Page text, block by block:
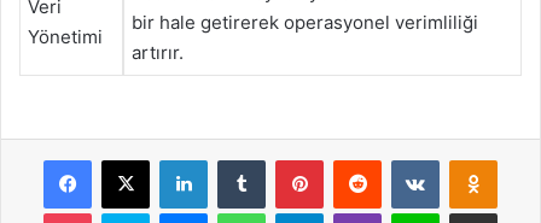
Veri
Yönetimi
bir hale getirerek operasyonel verimliliği
artırır.
Facebook
X LinkedInTumblr PinterestReddit VKontakte
Pocket Skype MessengerWhatsAppTelegramViber Line E-Posta ile